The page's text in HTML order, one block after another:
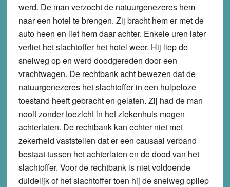
werd. De man verzocht de natuurgenezeres hem
naar een hotel te brengen. Zij bracht hem er met de
auto heen en liet hem daar achter. Enkele uren later
verliet het slachtoffer het hotel weer. Hij liep de
snelweg op en werd doodgereden door een
vrachtwagen. De rechtbank acht bewezen dat de
natuurgenezeres het slachtoffer in een hulpeloze
toestand heeft gebracht en gelaten. Zij had de man
nooit zonder toezicht in het ziekenhuis mogen
achterlaten. De rechtbank kan echter niet met
zekerheid vaststellen dat er een causaal verband
bestaat tussen het achterlaten en de dood van het
slachtoffer. Voor de rechtbank is niet voldoende
duidelijk of het slachtoffer toen hij de snelweg opliep